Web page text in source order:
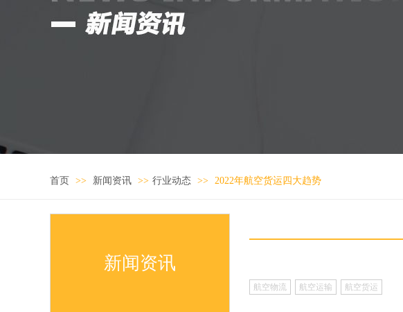
首页 >> 新闻资讯 >> 行业动态 >> 2022年航空货运四大趋势
新闻资讯
航空物流 航空运输 航空货运